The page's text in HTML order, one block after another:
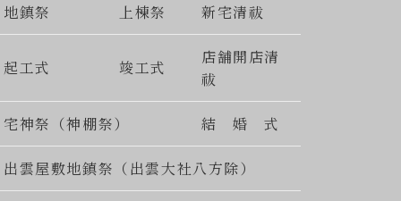
地鎮祭 上棟祭 新宅清祓
起工式 竣工式
店舗開店清
祓
宅神祭（神棚祭） 結 婚 式
出雲屋敷地鎮祭（出雲大社八方除）